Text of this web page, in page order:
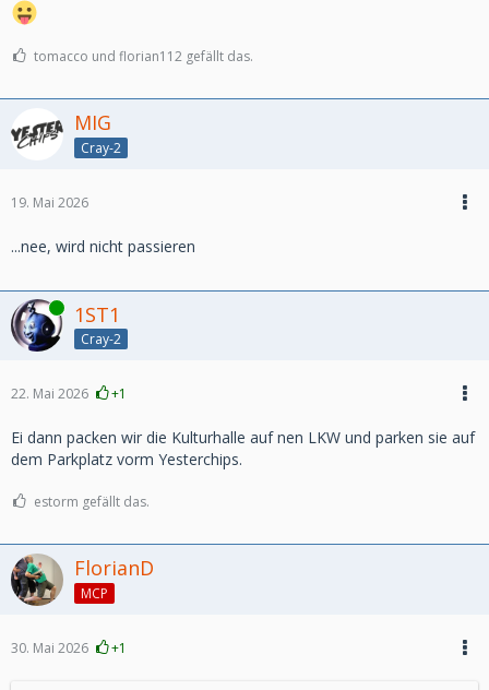
tomacco und florian112 gefällt das.
MIG
Cray-2
19. Mai 2026
...nee, wird nicht passieren
Online 1ST1
Cray-2
22. Mai 2026 +1
Ei dann packen wir die Kulturhalle auf nen LKW und parken sie auf
dem Parkplatz vorm Yesterchips.
estorm gefällt das.
FlorianD
MCP
30. Mai 2026 +1